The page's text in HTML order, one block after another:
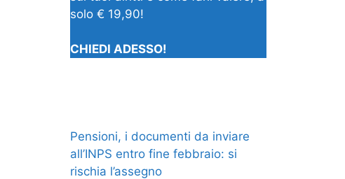
solo € 19,90!
CHIEDI ADESSO!
Pensioni, i documenti da inviare
all’INPS entro fine febbraio: si
rischia l’assegno